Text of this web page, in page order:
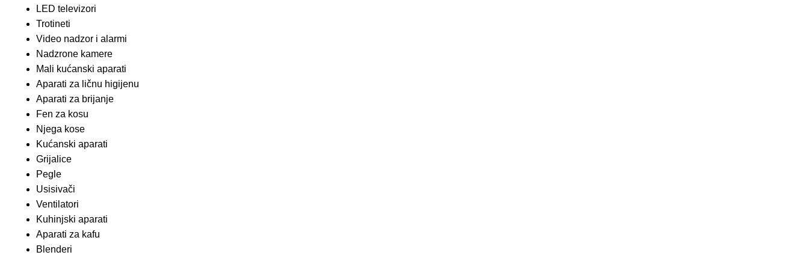
LED televizori
Trotineti
Video nadzor i alarmi
Nadzrone kamere
Mali kućanski aparati
Aparati za ličnu higijenu
Aparati za brijanje
Fen za kosu
Njega kose
Kućanski aparati
Grijalice
Pegle
Usisivači
Ventilatori
Kuhinjski aparati
Aparati za kafu
Blenderi